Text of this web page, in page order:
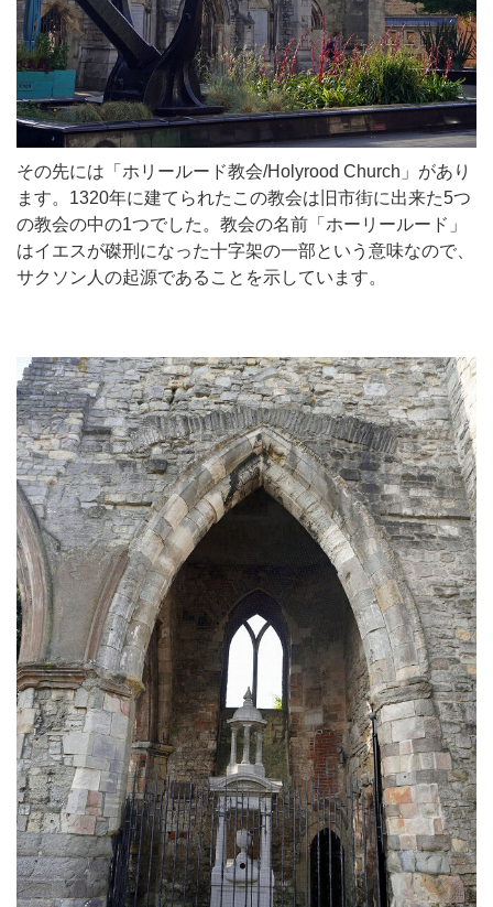
その先には「ホリールード教会/Holyrood Church」があり
ます。1320年に建てられたこの教会は旧市街に出来た5つ
の教会の中の1つでした。教会の名前「ホーリールード」
はイエスが磔刑になった十字架の一部という意味なので、
サクソン人の起源であることを示しています。